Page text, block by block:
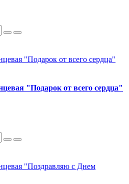
"Подарок от всего сердца"